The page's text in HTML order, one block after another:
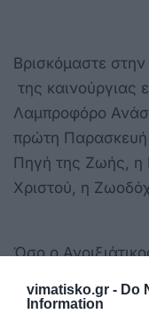
vimatisko.gr - Do
Information
Βρισκόμαστε
της καινούργιας
Λαμπροφόρο
πρώτη Παρασκευή
Πηγή της Ζωής, η
Χριστού, η
Όσο ο
πρωινές
ζωγραφίζοντας